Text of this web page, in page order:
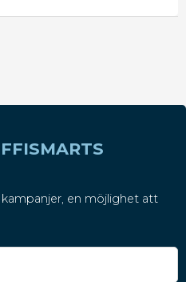
en möjlighet att